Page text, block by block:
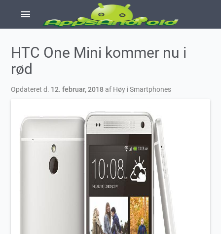
menu
HTC One Mini kommer nu i
rød
Opdateret d. 12. februar, 2018 af Høy iSmartphones